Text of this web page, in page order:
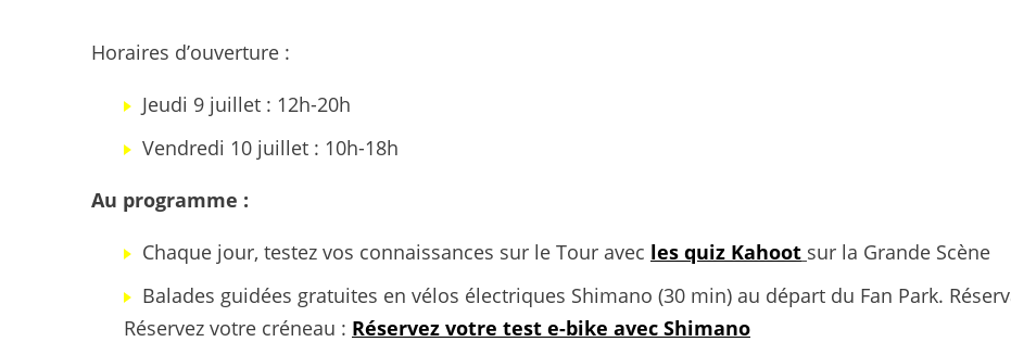
Horaires d’ouverture :
Jeudi 9 juillet : 12h-20h
Vendredi 10 juillet : 10h-18h
Au programme :
Chaque jour, testez vos connaissances sur le Tour avec les quiz Kahoot sur la Grande Scène
Balades guidées gratuites en vélos électriques Shimano (30 min) au départ du Fan Park.
Réservez votre créneau : Réservez votre test e-bike avec Shimano